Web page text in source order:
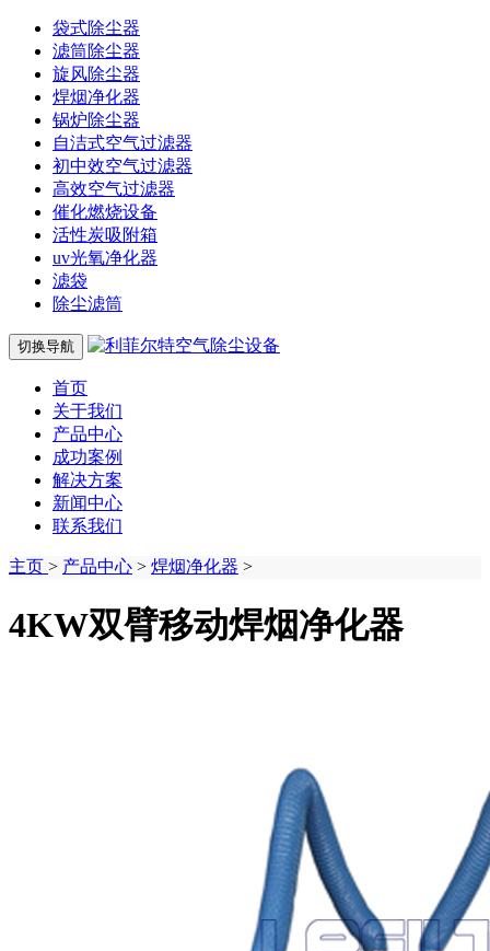
袋式除尘器
滤筒除尘器
旋风除尘器
焊烟净化器
锅炉除尘器
自洁式空气过滤器
初中效空气过滤器
高效空气过滤器
催化燃烧设备
活性炭吸附箱
uv光氧净化器
滤袋
除尘滤筒
切换导航
首页
关于我们
产品中心
成功案例
解决方案
新闻中心
联系我们
主页 > 产品中心 > 焊烟净化器 >
4KW双臂移动焊烟净化器